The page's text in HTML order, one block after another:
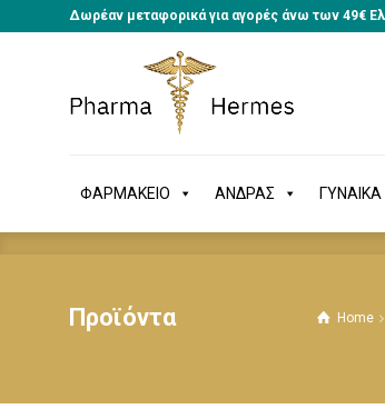
Δωρέαν μεταφορικά για αγορές άνω των 49€
ΦΑΡΜΑΚΕΙΟ ΑΝΔΡΑΣ ΓΥΝΑΙΚΑ
ΦΑΡΜΑΚΕΙΟ ΑΝΔΡΑΣ
Προϊόντα Home